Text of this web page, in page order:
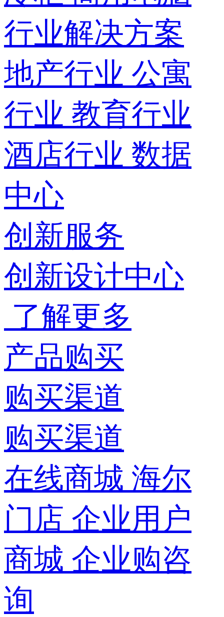
行业解决方案
地产行业 公寓
行业 教育行业
酒店行业 数据
中心
创新服务
创新设计中心
了解更多
产品购买
购买渠道
购买渠道
在线商城 海尔
门店 企业用户
商城 企业购咨
询